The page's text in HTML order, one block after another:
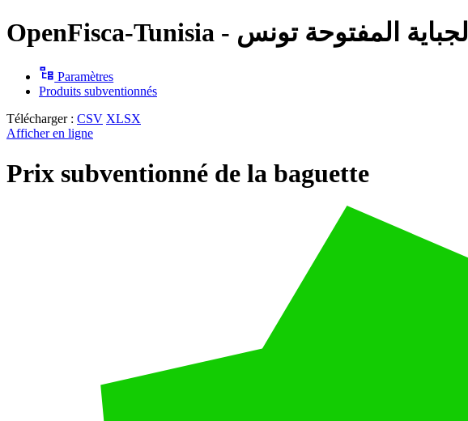
OpenFisca-Tunisia - الجباية المفتوحة تونس
Paramètres
Produits subventionnés
Télécharger : CSV XLSX
Afficher en ligne
Prix subventionné de la baguette